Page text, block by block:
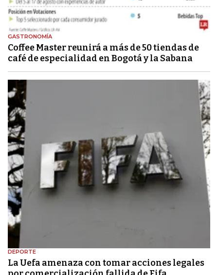
GASTRONOMÍA
Coffee Master reunirá a más de 50 tiendas de
café de especialidad en Bogotá y la Sabana
DEPORTE
La Uefa amenaza con tomar acciones legales